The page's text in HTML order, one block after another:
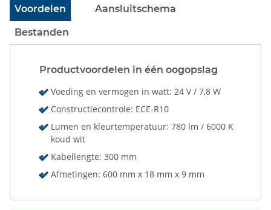
Voordelen Aansluitschema
Bestanden
Productvoordelen in één oogopslag
Voeding en vermogen in watt: 24 V / 7,8 W
Constructiecontrole: ECE-R10
Lumen en kleurtemperatuur: 780 lm / 6000 K
koud wit
Kabellengte: 300 mm
Afmetingen: 600 mm x 18 mm x 9 mm